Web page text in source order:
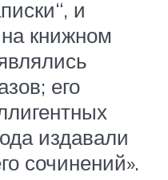
и
на книжном
его
издавали
сочинений».